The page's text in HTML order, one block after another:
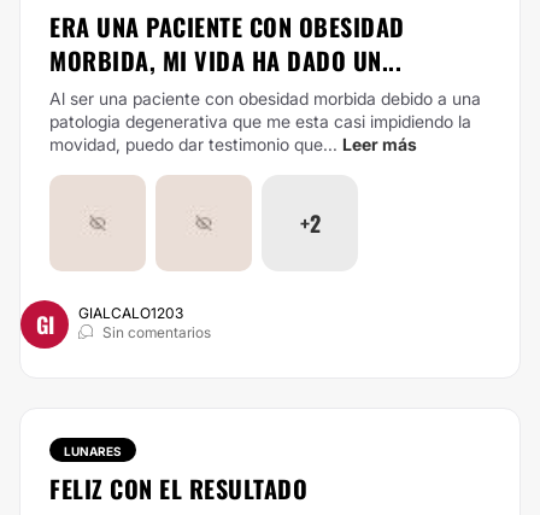
ERA UNA PACIENTE CON OBESIDAD
MORBIDA, MI VIDA HA DADO UN...
Al ser una paciente con obesidad morbida debido a una
patologia degenerativa que me esta casi impidiendo la
movidad, puedo dar testimonio que... Leer más
+2
GI
GIALCALO1203
Sin comentarios
LUNARES
FELIZ CON EL RESULTADO